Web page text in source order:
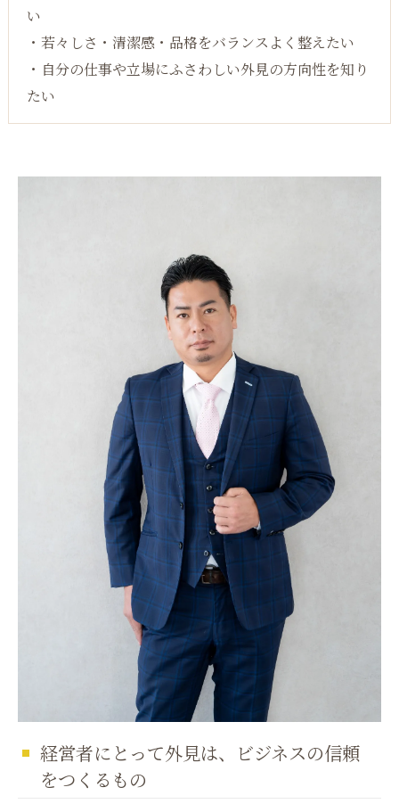
い
・若々しさ・清潔感・品格をバランスよく整えたい
・自分の仕事や立場にふさわしい外見の方向性を知り
たい​​​​​​​
経営者にとって外見は、ビジネスの信頼
をつくるもの